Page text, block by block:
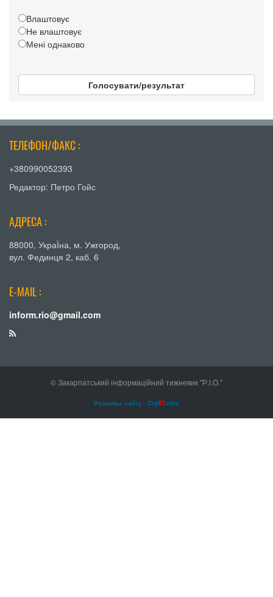
Влаштовує
Не влаштовує
Мені однаково
Голосувати/результат
ТЕЛЕФОН/ФАКС :
+380990052393
Редактор: Петро Гойс
АДРЕСА :
88000, УкраЇна, м. Ужгород,
вул. Фединця 2, каб. 6
E-MAIL :
inform.rio@gmail.com
© Закарпатський інформаційний тижневик "Р.І.О."
Розробка сайту - CrafIT.com